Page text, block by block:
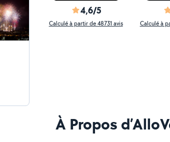
4,6/5
Calculé à partir de 48731 avis Calculé à
À Propos